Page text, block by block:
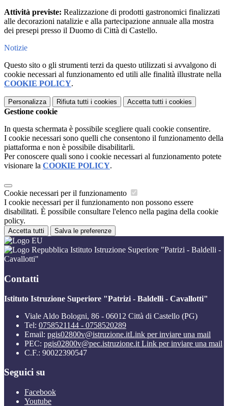
Attività previste: Realizzazione di prodotti gastronomici finalizzati
alle decorazioni natalizie e alla partecipazione annuale alla mostra
dei presepi presso il Duomo di Città di Castello.
Notizie
Questo sito o gli strumenti terzi da questo utilizzati si avvalgono di
cookie necessari al funzionamento ed utili alle finalità illustrate nella
COOKIE POLICY.
Personalizza Rifiuta tutti i cookies Accetta tutti i cookies
Gestione cookie
In questa schermata è possibile scegliere quali cookie consentire.
I cookie necessari sono quelli che consentono il funzionamento della
piattaforma e non è possibile disabilitarli.
Per conoscere quali sono i cookie necessari al funzionamento potete
visionare la COOKIE POLICY.
Cookie necessari per il funzionamento
I cookie necessari per il funzionamento non possono essere
disabilitati. È possibile consultare l'elenco nella pagina della cookie
policy.
Accetta tutti Salva le preferenze
Istituto Istruzione Superiore "Patrizi - Baldelli -
Cavallotti"
Contatti
Istituto Istruzione Superiore "Patrizi - Baldelli - Cavallotti"
Viale Aldo Bologni, 86 - 06012 Città di Castello (PG)
Tel: 0758521144 - 0758520289
Email: pgis02800v@istruzione.itLink per inviare una mail
PEC: pgis02800v@pec.istruzione.it Link per inviare una mail
C.F.: 90022390547
Seguici su
Facebook
Youtube